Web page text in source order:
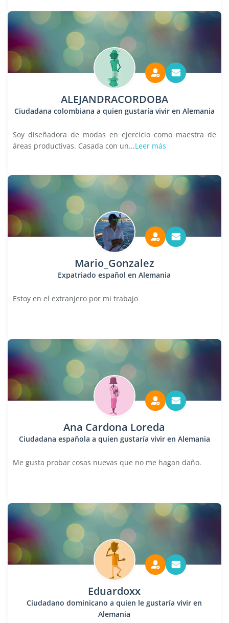
ALEJANDRACORDOBA
Ciudadana colombiana a quien gustaría vivir en Alemania
Soy diseñadora de modas en ejercicio como maestra de
áreas productivas. Casada con un...Leer más
Mario_Gonzalez
Expatriado español en Alemania
Estoy en el extranjero por mi trabajo
Ana Cardona Loreda
Ciudadana española a quien gustaría vivir en Alemania
Me gusta probar cosas nuevas que no me hagan daño.
Eduardoxx
Ciudadano dominicano a quien le gustaría vivir en
Alemania